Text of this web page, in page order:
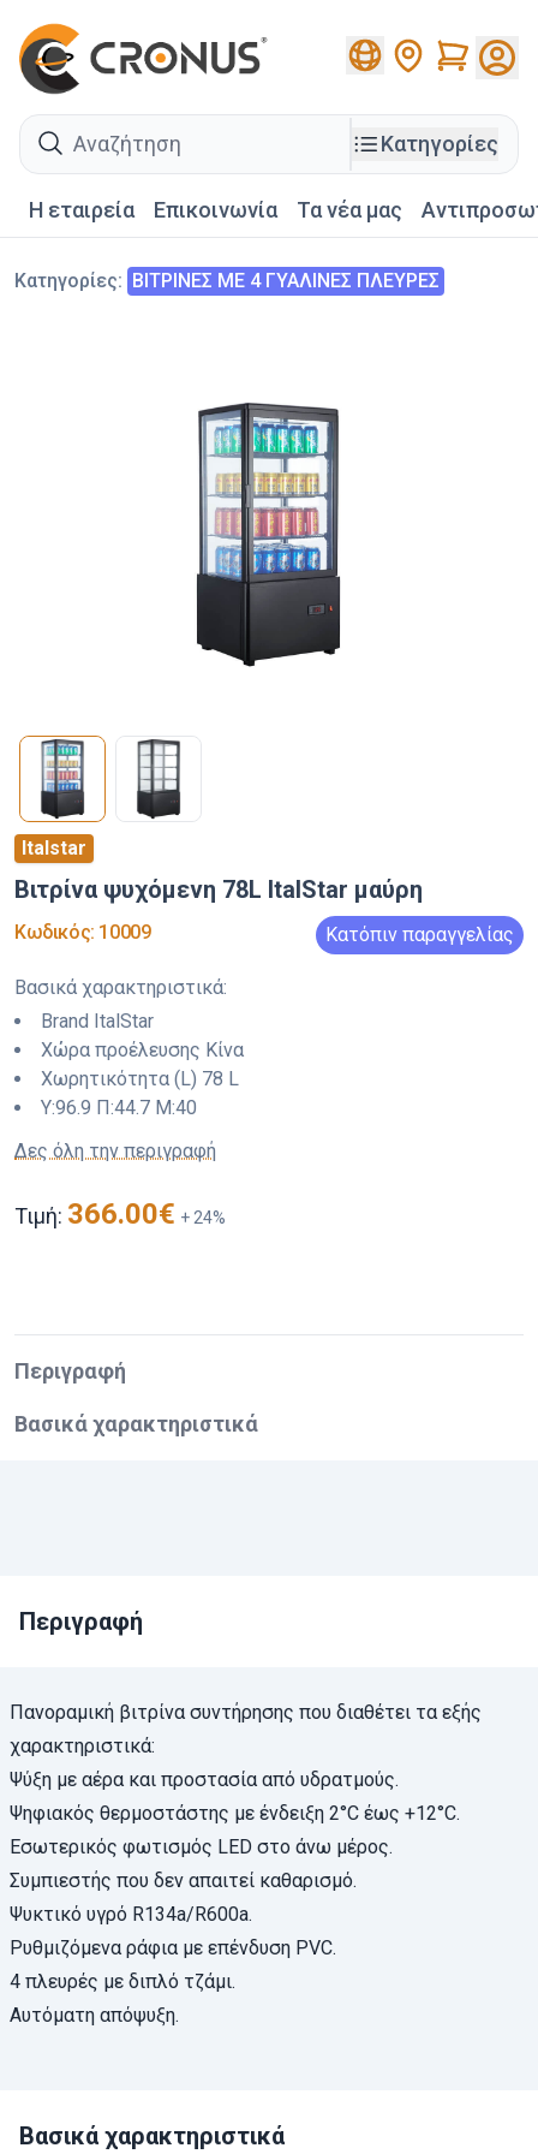
Cart
search
Κατηγορίες
Η εταιρεία Επικοινωνία Τα νέα μας
Κατηγορίες: ΒΙΤΡΙΝΕΣ ΜΕ 4 ΓΥΑΛΙΝΕΣ ΠΛΕΥΡΕΣ
Italstar
Βιτρίνα ψυχόμενη 78L ItalStar μαύρη
Κωδικός: 10009 Κατόπιν παραγγελίας
Βασικά χαρακτηριστικά:
Brand ItalStar
Χώρα προέλευσης Κίνα
Χωρητικότητα (L) 78 L
Y:96.9 Π:44.7 M:40
Δες όλη την περιγραφή
Τιμή: 366.00€ +24%
Περιγραφή
Βασικά χαρακτηριστικά
Περιγραφή
Πανοραμική βιτρίνα συντήρησης που διαθέτει τα εξής
χαρακτηριστικά:
Ψύξη με αέρα και προστασία από υδρατμούς.
Ψηφιακός θερμοστάστης με ένδειξη 2°C έως +12°C.
Εσωτερικός φωτισμός LED στο άνω μέρος.
Συμπιεστής που δεν απαιτεί καθαρισμό.
Ψυκτικό υγρό R134a/R600a.
Ρυθμιζόμενα ράφια με επένδυση PVC.
4 πλευρές με διπλό τζάμι.
Αυτόματη απόψυξη.
Βασικά χαρακτηριστικά